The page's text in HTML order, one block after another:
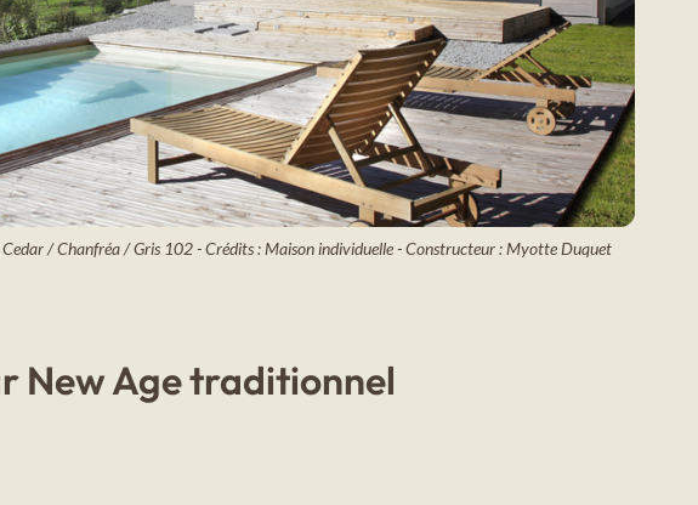
Cedar / Chanfréa / Gris 102 - Crédits : Maison individuelle - Constructeur : Myotte Duquet
New Age traditionnel